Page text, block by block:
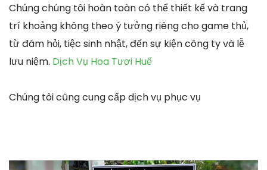
Chúng chúng tôi hoàn toàn có thể thiết kế và trang
trí khoảng không theo ý tưởng riêng cho game thủ,
từ đám hỏi, tiệc sinh nhật, đến sự kiện công ty và lễ
lưu niệm. Dịch Vụ Hoa Tươi Huế
Chúng tôi cũng cung cấp dịch vụ phục vụ